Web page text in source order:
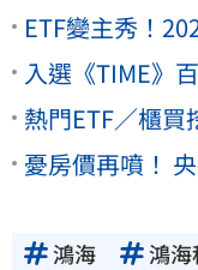
ETF變主秀！
入選《TIME》
熱門ETF／櫃
憂房價再噴！
鴻海 鴻